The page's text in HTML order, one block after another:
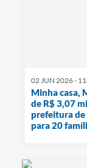
02 JUN 2026 -
Minha casa,
de R$ 3,07
prefeitura
para 20